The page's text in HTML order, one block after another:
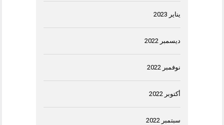
يناير 2023
ديسمبر 2022
نوفمبر 2022
أكتوبر 2022
سبتمبر 2022